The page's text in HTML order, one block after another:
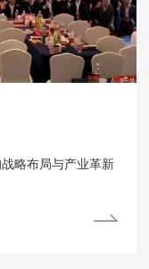
略布局与产业革新
